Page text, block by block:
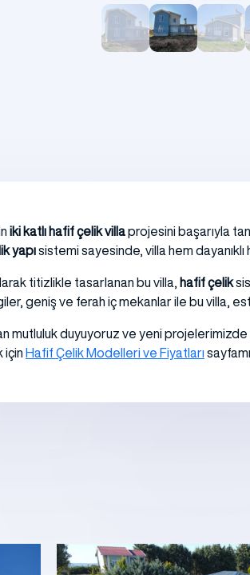
iki katlı hafif çelik villa projesini başarıyla
yapısistemi sayesinde, villa hem
titizlikle tasarlanan bu villa, hafif çelik
geniş ve ferah iç mekanlar ile bu villa,
mutluluk duyuyoruz ve yeni
için Hafif Çelik Modelleri ve Fiyatları